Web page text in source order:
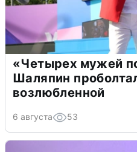
«Четырех мужей
Шаляпин
возлюбленной
6 августа 53